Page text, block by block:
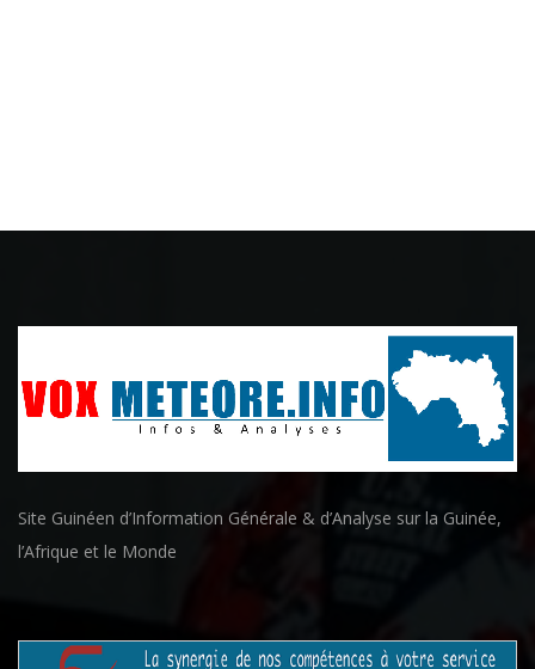
Site Guinéen d’Information Générale & d’Analyse sur la Guinée,
l’Afrique et le Monde